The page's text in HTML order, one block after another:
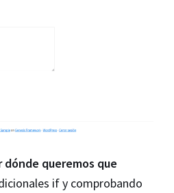
queremos que
if y comprobando